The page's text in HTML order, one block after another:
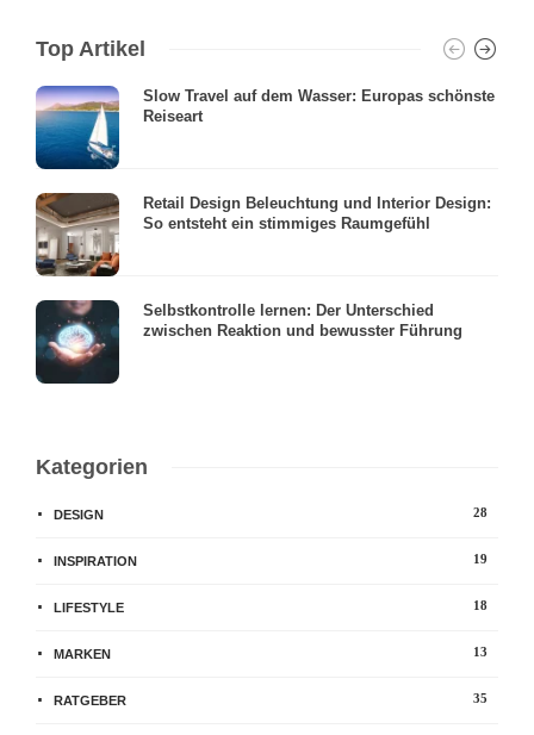
Top Artikel
Slow Travel auf dem Wasser: Europas schönste
Reiseart
Retail Design Beleuchtung und Interior Design:
So entsteht ein stimmiges Raumgefühl
Selbstkontrolle lernen: Der Unterschied
zwischen Reaktion und bewusster Führung
Kategorien
DESIGN 28
INSPIRATION 19
LIFESTYLE 18
MARKEN 13
RATGEBER 35